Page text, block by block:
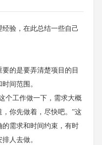
验，在此总结一些自己
的是要弄清楚项目的目
间范围。
工作做一下，需求大概
，你先做着，尽快吧。”这
需求和时间约束，有时
人去做。